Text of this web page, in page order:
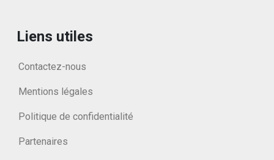
Liens utiles
Contactez-nous
Mentions légales
Politique de confidentialité
Partenaires